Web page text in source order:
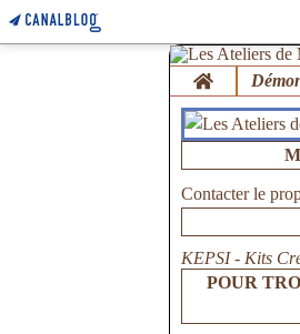
Home
Contacter le
KEPSI - Kits
POUR